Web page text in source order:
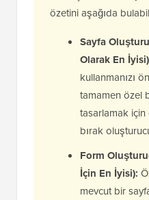
özetini aşağıda
Sayfa
Olarak En
kullanmanızı
tamamen özel
tasarlamak
bırak
Form
İçin En İyisi):
mevcut bir